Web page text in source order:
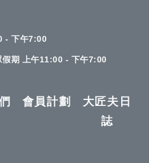
- 下午7:00
假期 上午11:00 - 下午7:00
會員計劃
大匠夫日
誌